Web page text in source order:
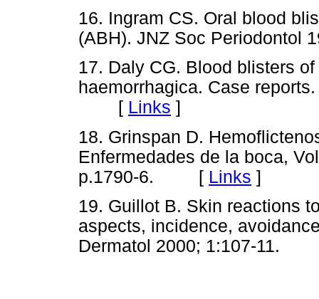
16. Ingram CS. Oral blood
(ABH). JNZ Soc
17. Daly CG. Blood blisters
haemorrhagica. Case
[ Links ]
18. Grinspan D.
Enfermedades de la boca,
p.1790-6. [ Links ]
19. Guillot B. Skin reactions
aspects, incidence,
Dermatol 2000; 1:107-